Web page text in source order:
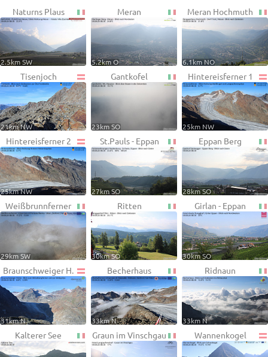
Naturns Plaus
2.5km SW
Meran
5.2km O
Meran Hochmuth
6.1km NO
Tisenjoch
21km NW
Gantkofel
23km SO
Hintereisferner 1
25km NW
Hintereisferner 2
25km NW
St.Pauls - Eppan
27km SO
Eppan Berg
28km SO
Weißbrunnferner
29km SW
Ritten
30km SO
Girlan - Eppan
30km SO
Braunschweiger H.
31km N
Becherhaus
33km N
Ridnaun
33km N
Kalterer See Graun im Vinschgau Wannenkogel